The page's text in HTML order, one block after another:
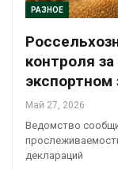
РАЗНОЕ
контроля
экспортном
Май 27, 2026
Ведомство
деклараций